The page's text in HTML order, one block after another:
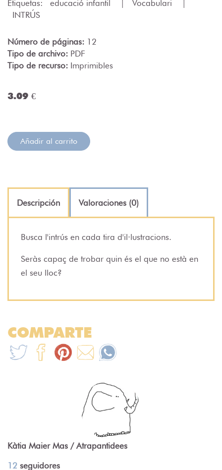
Etiquetas: educació infantil Vocabulari
INTRÚS
Número de páginas: 12
Tipo de archivo: PDF
Tipo de recurso: Imprimibles
3.09 €
Añadir al carrito
Descripción Valoraciones (0)
Busca l'intrús en cada tira d'il·lustracions.
Seràs capaç de trobar quin és el que no està en
el seu lloc?
COMPARTE
Kàtia Maier Mas / Atrapantidees
12 seguidores